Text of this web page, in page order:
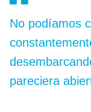
No podíamos
pareciera